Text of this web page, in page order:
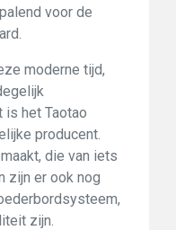
voor de
moderne tijd,
het Taotao
producent.
die van iets
zijn er ook nog
zijn.